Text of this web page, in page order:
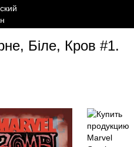
Біле, Кров #1.